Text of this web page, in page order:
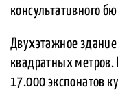
консультативного
Двухэтажное
квадратных метров.
17.000 экспонатов